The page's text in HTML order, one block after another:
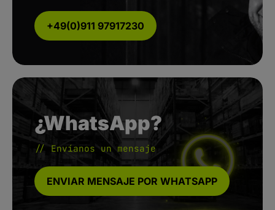
+49(0)911 97917230
¿WhatsApp?
// Envíanos un mensaje
ENVIAR MENSAJE POR WHATSAPP